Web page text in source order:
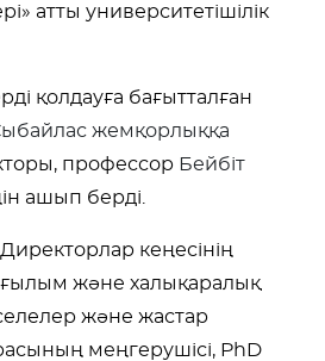
атты университетішілік
қолдауға бағытталған
жемқорлыққа
профессор Бейбіт
ашып берді.
кеңесінің
ғылым және халықаралық
және жастар
меңгерушісі, PhD